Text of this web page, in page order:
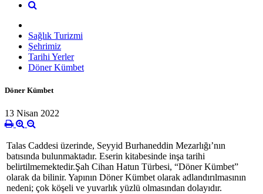
Sağlık Turizmi
Şehrimiz
Tarihi Yerler
Döner Kümbet
Döner Kümbet
13 Nisan 2022
Talas Caddesi üzerinde, Seyyid Burhaneddin Mezarlığı’nın
batısında bulunmaktadır. Eserin kitabesinde inşa tarihi
belirtilmemektedir.Şah Cihan Hatun Türbesi, “Döner Kümbet”
olarak da bilinir. Yapının Döner Kümbet olarak adlandırılmasının
nedeni; çok köşeli ve yuvarlık yüzlü olmasından dolayıdır.